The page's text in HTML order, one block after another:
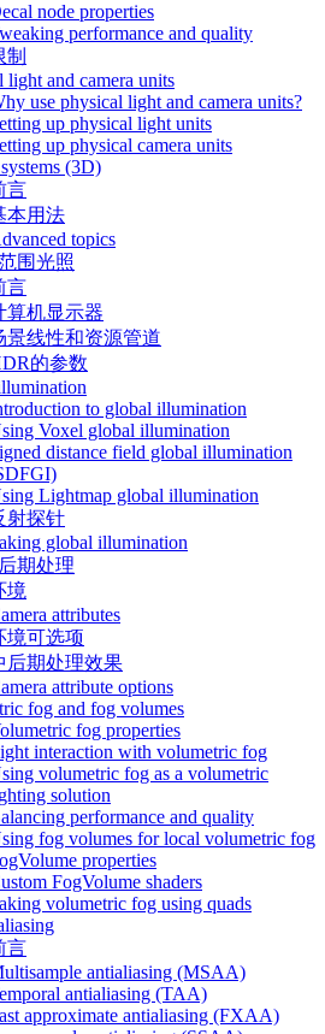
node properties
performance and quality
制
light and camera units
use physical light and camera units?
up physical light units
up physical camera units
(3D)
言
本用法
topics
围光照
言
算机显示器
景线性和资源管道
的参数
to global illumination
Voxel global illumination
distance field global illumination
Lightmap global illumination
射探针
global illumination
期处理
境
attributes
境可选项
后期处理效果
attribute options
fog and fog volumes
fog properties
interaction with volumetric fog
volumetric fog as a volumetric
solution
performance and quality
fog volumes for local volumetric fog
properties
FogVolume shaders
volumetric fog using quads
言
antialiasing (MSAA)
antialiasing (TAA)
approximate antialiasing (FXAA)